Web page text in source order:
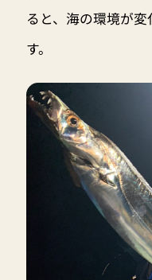
ると、海の環境が
す。